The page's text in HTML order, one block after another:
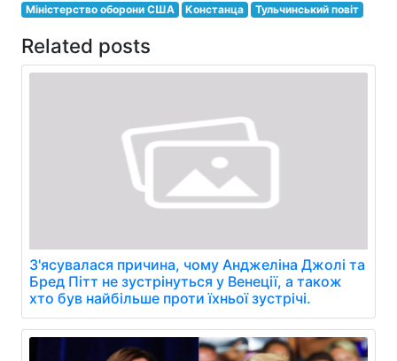
Міністерство оборони США
Констанца Тульчинський повіт
Related posts
З'ясувалася причина, чому Анджеліна Джолі та
Бред Пітт не зустрінуться у Венеції, а також
хто був найбільше проти їхньої зустрічі.